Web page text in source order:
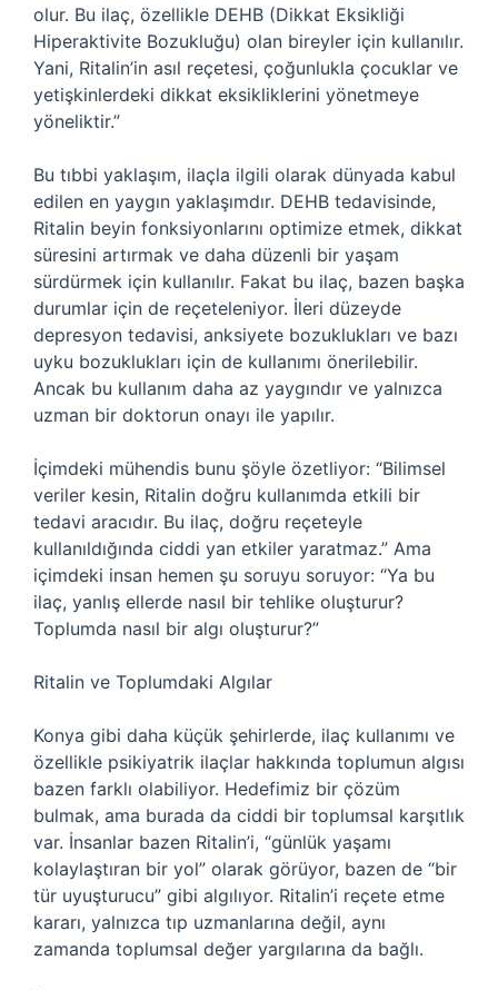
olur. Bu ilaç, özellikle DEHB (Dikkat Eksikliği
Hiperaktivite Bozukluğu) olan bireyler için kullanılır.
Yani, Ritalin’in asıl reçetesi, çoğunlukla çocuklar ve
yetişkinlerdeki dikkat eksikliklerini yönetmeye
yöneliktir.”
Bu tıbbi yaklaşım, ilaçla ilgili olarak dünyada kabul
edilen en yaygın yaklaşımdır. DEHB tedavisinde,
Ritalin beyin fonksiyonlarını optimize etmek, dikkat
süresini artırmak ve daha düzenli bir yaşam
sürdürmek için kullanılır. Fakat bu ilaç, bazen başka
durumlar için de reçeteleniyor. İleri düzeyde
depresyon tedavisi, anksiyete bozuklukları ve bazı
uyku bozuklukları için de kullanımı önerilebilir.
Ancak bu kullanım daha az yaygındır ve yalnızca
uzman bir doktorun onayı ile yapılır.
İçimdeki mühendis bunu şöyle özetliyor: “Bilimsel
veriler kesin, Ritalin doğru kullanımda etkili bir
tedavi aracıdır. Bu ilaç, doğru reçeteyle
kullanıldığında ciddi yan etkiler yaratmaz.” Ama
içimdeki insan hemen şu soruyu soruyor: “Ya bu
ilaç, yanlış ellerde nasıl bir tehlike oluşturur?
Toplumda nasıl bir algı oluşturur?”
Ritalin ve Toplumdaki Algılar
Konya gibi daha küçük şehirlerde, ilaç kullanımı ve
özellikle psikiyatrik ilaçlar hakkında toplumun algısı
bazen farklı olabiliyor. Hedefimiz bir çözüm
bulmak, ama burada da ciddi bir toplumsal karşıtlık
var. İnsanlar bazen Ritalin’i, “günlük yaşamı
kolaylaştıran bir yol” olarak görüyor, bazen de “bir
tür uyuşturucu” gibi algılıyor. Ritalin’i reçete etme
kararı, yalnızca tıp uzmanlarına değil, aynı
zamanda toplumsal değer yargılarına da bağlı.